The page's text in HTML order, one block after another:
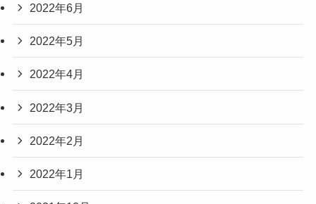
2022年6月
2022年5月
2022年4月
2022年3月
2022年2月
2022年1月